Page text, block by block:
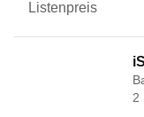
2